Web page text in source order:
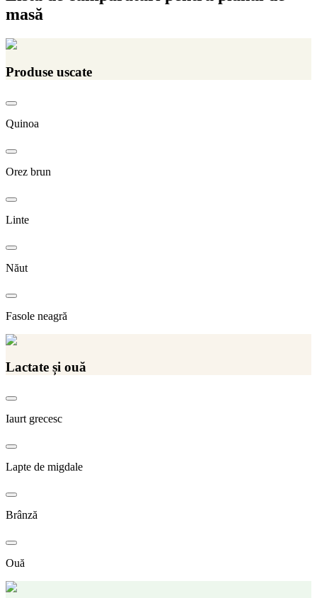
masă
Produse uscate
Quinoa
Orez brun
Linte
Năut
Fasole neagră
Lactate și ouă
Iaurt grecesc
Lapte de migdale
Brânză
Ouă